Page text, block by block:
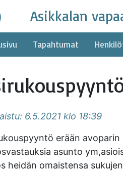
Asikkalan
Tapahtumat
6.5.2021 klo 18:39
erään
asunto
heidän omaistensa